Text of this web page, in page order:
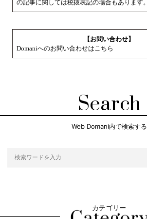
の記事に関しては税抜表記の場合もあります。
【お問い合わせ】
Domaniへのお問い合わせはこちら
Search
Web Domani内で検索する
カテゴリー